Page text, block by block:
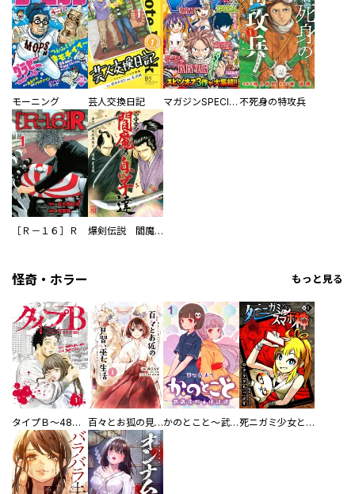
モーニング 芸人交換日記 マガジンSPECIAL 不死身の特攻兵
［Ｒ－１６］Ｒ 爆剣伝説 閻魔の息子達
怪奇・ホラー もっと見る
タイプＢ～48時間後、致死率100％～【単話】 百々とお狐の見習い巫女生活【単行本版】 かのとこと～武蔵花町怪話譚～ 【連載版】 死ニガミ少女とスマホ神